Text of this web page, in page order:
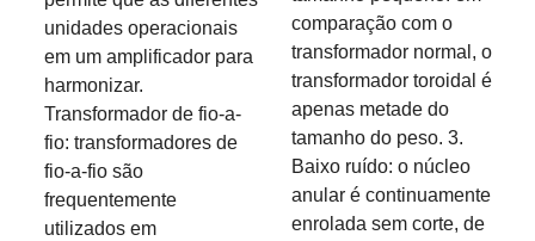
unidades operacionais
em um amplificador para
harmonizar.
Transformador de fio-a-
fio: transformadores de
fio-a-fio são
frequentemente
utilizados em
comparação com o
transformador normal, o
transformador toroidal é
apenas metade do
tamanho do peso. 3.
Baixo ruído: o núcleo
anular é continuamente
enrolada sem corte, de